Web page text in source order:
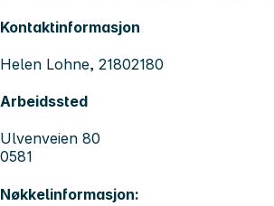
Kontaktinformasjon
Helen Lohne, 21802180
Arbeidssted
Ulvenveien 80
0581
Nøkkelinformasjon: